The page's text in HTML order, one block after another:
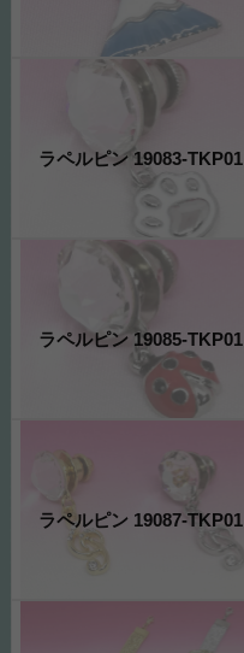
ラペルピン 19083-TKP01
ラペルピン 19085-TKP01
ラペルピン 19087-TKP01